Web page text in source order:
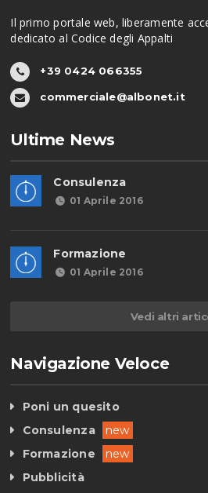
Il primo portale web, liberamente
dedicato al Codice degli Appalti
+39 0424 066355
commerciale@albonet.it
Ultime News
Consulenza
01 Aprile 2016
Formazione
01 Aprile 2016
Vedi altri
Navigazione Veloce
Poni un quesito
Consulenza
new
Formazione
new
Pubblicità